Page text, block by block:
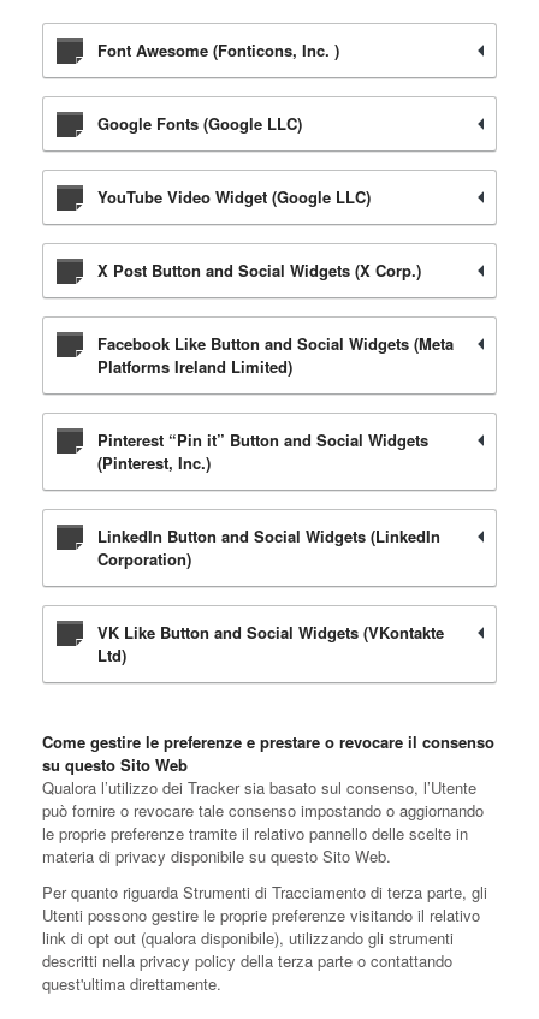
Font Awesome (Fonticons, Inc. )
Google Fonts (Google LLC)
YouTube Video Widget (Google LLC)
X Post Button and Social Widgets (X Corp.)
Facebook Like Button and Social Widgets (Meta
Platforms Ireland Limited)
Pinterest “Pin it” Button and Social Widgets
(Pinterest, Inc.)
LinkedIn Button and Social Widgets (LinkedIn
Corporation)
VK Like Button and Social Widgets (VKontakte
Ltd)
Come gestire le preferenze e prestare o revocare il consenso
su questo Sito Web
Qualora l’utilizzo dei Tracker sia basato sul consenso, l’Utente
può fornire o revocare tale consenso impostando o aggiornando
le proprie preferenze tramite il relativo pannello delle scelte in
materia di privacy disponibile su questo Sito Web.
Per quanto riguarda Strumenti di Tracciamento di terza parte, gli
Utenti possono gestire le proprie preferenze visitando il relativo
link di opt out (qualora disponibile), utilizzando gli strumenti
descritti nella privacy policy della terza parte o contattando
quest'ultima direttamente.